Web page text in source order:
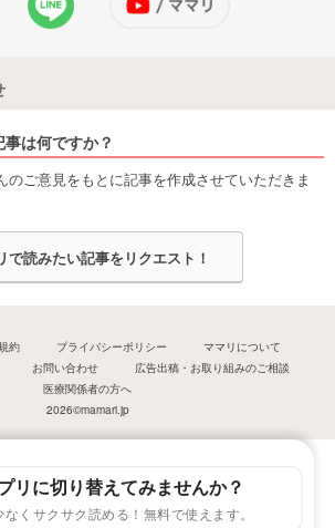
リに切り替えてみませんか？
なくサクサク読める！無料で使えます。
は何ですか？
のご意見をもとに記事を作成させていただきま
で読みたい記事をリクエスト！
約 プライバシーポリシー
ママリについて
お問い合わせ
広告出稿・お取り組みのご相談
医療関係者の方へ
2026©mamari.jp